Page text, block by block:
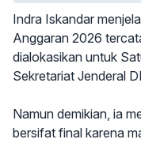
Indra Iskandar
Anggaran 2026
dialokasikan untuk
Sekretariat Jenderal
Namun demikian, ia
bersifat final karena